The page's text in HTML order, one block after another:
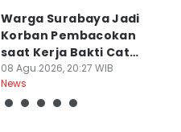
Warga Surabaya Jadi
Korban Pembacokan
saat Kerja Bakti Cat
Gapura
08 Agu 2026, 20:27 WIB
News